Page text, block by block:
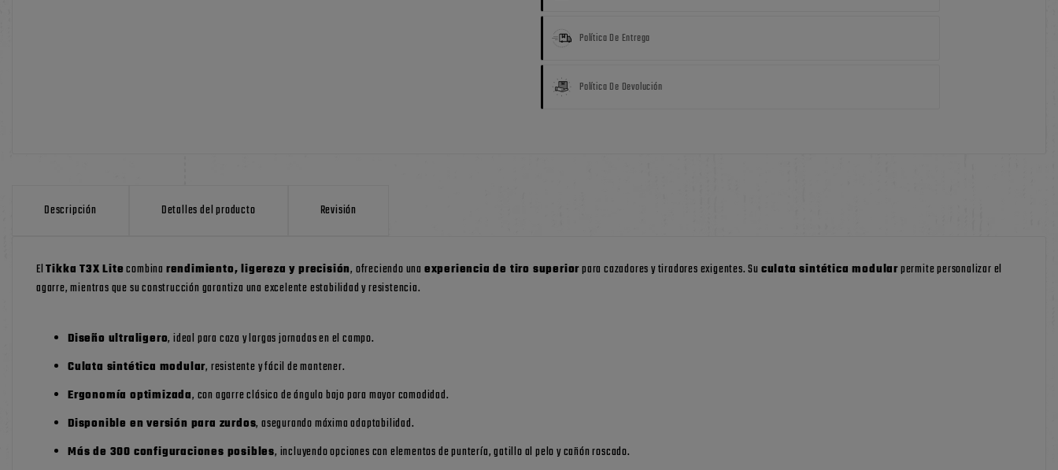
Política De Entrega
Política De Devolución
Descripción Detalles del producto Revisión
ElTikka T3X Litecombina rendimiento, ligereza y precisión, ofreciendo una experiencia de tiro superiorpara cazadores y tiradores exigentes. Su culata sintética modularpermite personalizar el
agarre, mientras que su construcción garantiza una excelente estabilidad y resistencia.
Diseño ultraligero, ideal para caza y largas jornadas en el campo.
Culata sintética modular, resistente y fácil de mantener.
Ergonomía optimizada, con agarre clásico de ángulo bajo para mayor comodidad.
Disponible en versión para zurdos, asegurando máxima adaptabilidad.
Más de 300 configuraciones posibles, incluyendo opciones con elementos de puntería, gatillo al pelo y cañón roscado.